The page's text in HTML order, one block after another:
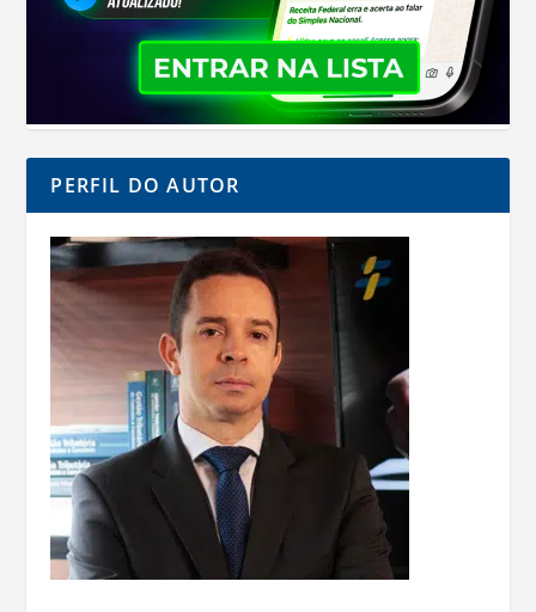
PERFIL DO AUTOR